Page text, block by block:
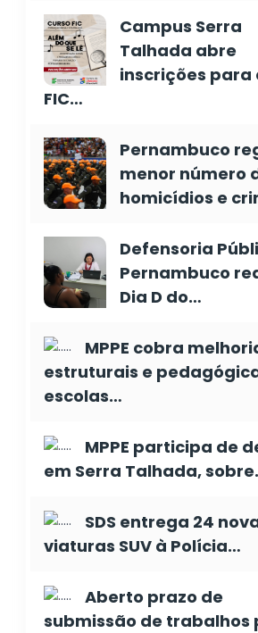
Campus Serra
Talhada abre
inscrições para
FIC…
Pernambuco
menor número
homicídios e
Defensoria
Pernambuco
Dia D do…
MPPE cobra
estruturais e
escolas…
MPPE participa de
em Serra Talhada,
SDS entrega 24
viaturas SUV à Polícia…
Aberto prazo de
submissão de trabalhos